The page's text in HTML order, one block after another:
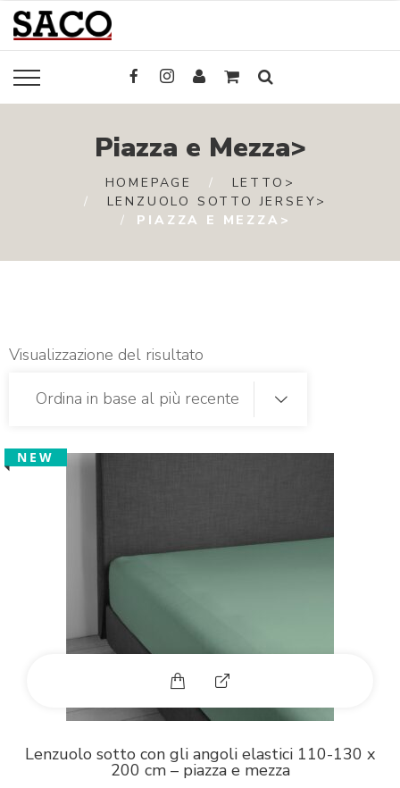
Piazza e Mezza>
HOMEPAGE
LETTO>
LENZUOLO SOTTO JERSEY>
PIAZZA E MEZZA>
Visualizzazione del risultato
Ordina in base al più recente
NEW
Questo prodotto ha più
E
p
Lenzuolo sotto con gli angoli elastici 110-130 x
200 cm – piazza e mezza